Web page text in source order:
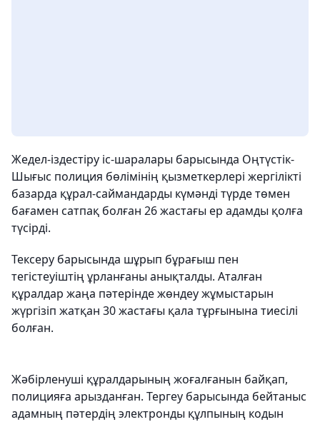
Жедел-іздестіру іс-шаралары барысында Оңтүстік-
Шығыс полиция бөлімінің қызметкерлері жергілікті
базарда құрал-саймандарды күмәнді түрде төмен
бағамен сатпақ болған 26 жастағы ер адамды қолға
түсірді.
Тексеру барысында шұрып бұрағыш пен
тегістеуіштің ұрланғаны анықталды. Аталған
құралдар жаңа пәтерінде жөндеу жұмыстарын
жүргізіп жатқан 30 жастағы қала тұрғынына тиесілі
болған.
Жәбірленуші құралдарының жоғалғанын байқап,
полицияға арызданған. Тергеу барысында бейтаныс
адамның пәтердің электронды құлпының кодын